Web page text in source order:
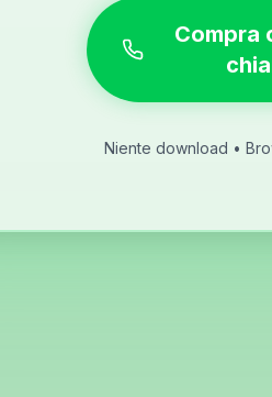
Compra
Niente download •